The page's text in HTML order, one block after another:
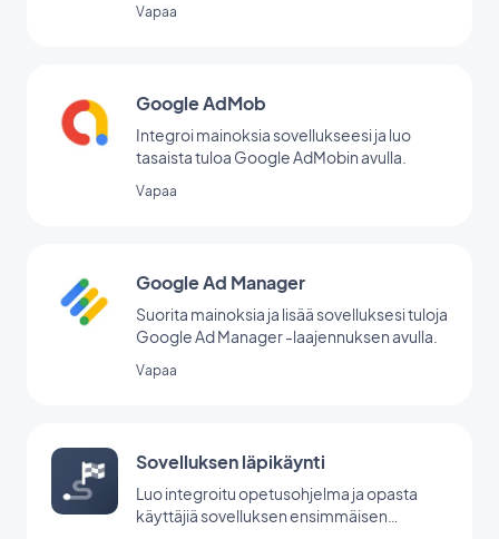
Vapaa
Google AdMob
Integroi mainoksia sovellukseesi ja luo
tasaista tuloa Google AdMobin avulla.
Vapaa
Google Ad Manager
Suorita mainoksia ja lisää sovelluksesi tuloja
Google Ad Manager -laajennuksen avulla.
Vapaa
Sovelluksen läpikäynti
Luo integroitu opetusohjelma ja opasta
käyttäjiä sovelluksen ensimmäisen